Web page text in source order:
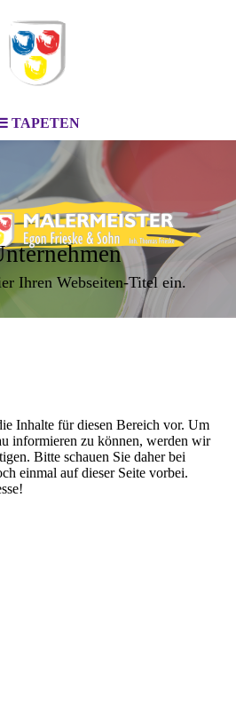
TAPETEN
Ihren Webseiten-Titel ein.
Inhalte für diesen Bereich vor. Um
informieren zu können, werden wir
Bitte schauen Sie daher bei
einmal auf dieser Seite vorbei.